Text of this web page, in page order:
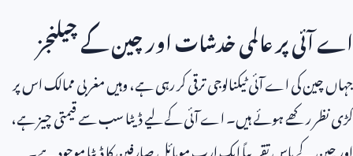
اے آئی پر عالمی خدشات اور چین کے چیلنجز
جہاں چین کی اے آئی ٹیکنالوجی ترقی کر رہی ہے، وہیں مغربی ممالک اس پر
کڑی نظر رکھے ہوئے ہیں۔ اے آئی کے لیے ڈیٹا سب سے قیمتی چیز ہے،